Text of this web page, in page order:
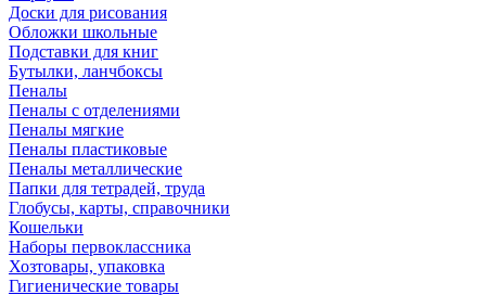
Доски для рисования
Обложки школьные
Подставки для книг
Бутылки, ланчбоксы
Пеналы
Пеналы с отделениями
Пеналы мягкие
Пеналы пластиковые
Пеналы металлические
Папки для тетрадей, труда
Глобусы, карты, справочники
Кошельки
Наборы первоклассника
Хозтовары, упаковка
Гигиенические товары